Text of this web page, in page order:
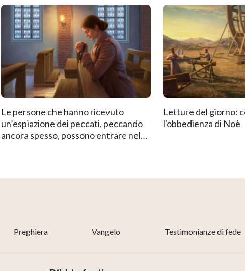
Le persone che hanno ricevuto
un’espiazione dei peccati, peccando
ancora spesso, possono entrare nel
Letture del giorno:
l'obbedienza di Noè
Preghiera Vangelo Testimonianze di fede